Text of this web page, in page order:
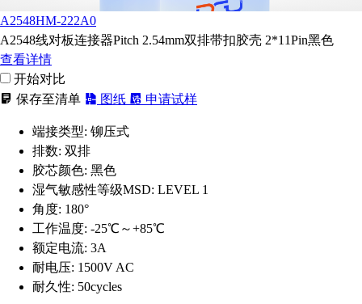
A2548HM-222A0
A2548线对板连接器Pitch 2.54mm双排带扣胶壳 2*11Pin黑色
查看详情
开始对比
保存至清单
图纸 申请试样
端接类型: 铆压式
排数: 双排
胶芯颜色: 黑色
湿气敏感性等级MSD: LEVEL 1
角度: 180°
工作温度: -25℃～+85℃
额定电流: 3A
耐电压: 1500V AC
耐久性: 50cycles